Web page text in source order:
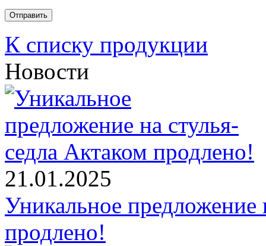
К списку продукции
Новости
21.01.2025
Уникальное предложение
продлено!